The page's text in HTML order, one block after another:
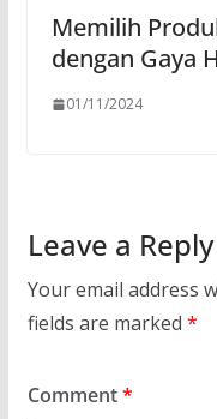
Memilih
dengan Gaya
01/11/2024
Leave a Reply
Your email address
fields are marked *
Comment*